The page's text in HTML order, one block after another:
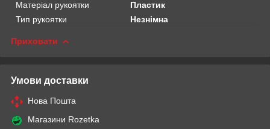
Матеріал рукоятки
Пластик
Тип рукоятки
Незнімна
Приховати
Умови доставки
Нова Пошта
Магазини Rozetka